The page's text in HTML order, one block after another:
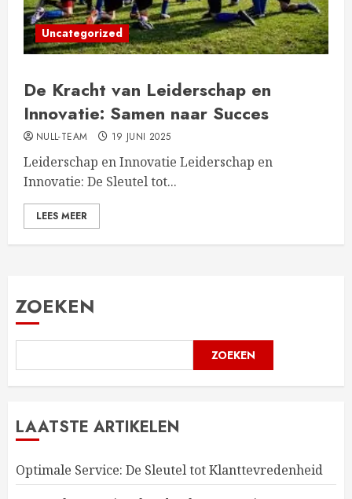
Uncategorized
De Kracht van Leiderschap en
Innovatie: Samen naar Succes
NULL-TEAM 19 JUNI 2025
Leiderschap en Innovatie Leiderschap en
Innovatie: De Sleutel tot...
LEES MEER
ZOEKEN
ZOEKEN
LAATSTE ARTIKELEN
Optimale Service: De Sleutel tot Klanttevredenheid